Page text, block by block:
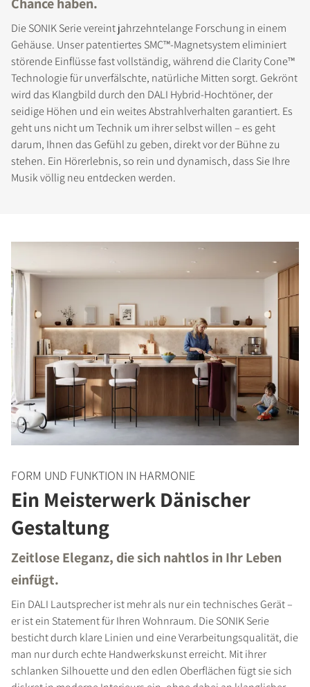
Chance haben.
Die SONIK Serie vereint jahrzehntelange Forschung in einem
Gehäuse. Unser patentiertes SMC™-Magnetsystem eliminiert
störende Einflüsse fast vollständig, während die Clarity Cone™
Technologie für unverfälschte, natürliche Mitten sorgt. Gekrönt
wird das Klangbild durch den DALI Hybrid-Hochtöner, der
seidige Höhen und ein weites Abstrahlverhalten garantiert. Es
geht uns nicht um Technik um ihrer selbst willen – es geht
darum, Ihnen das Gefühl zu geben, direkt vor der Bühne zu
stehen. Ein Hörerlebnis, so rein und dynamisch, dass Sie Ihre
Musik völlig neu entdecken werden.
FORM UND FUNKTION IN HARMONIE
Ein Meisterwerk Dänischer
Gestaltung
Zeitlose Eleganz, die sich nahtlos in Ihr Leben
einfügt.
Ein DALI Lautsprecher ist mehr als nur ein technisches Gerät –
er ist ein Statement für Ihren Wohnraum. Die SONIK Serie
besticht durch klare Linien und eine Verarbeitungsqualität, die
man nur durch echte Handwerkskunst erreicht. Mit ihrer
schlanken Silhouette und den edlen Oberflächen fügt sie sich